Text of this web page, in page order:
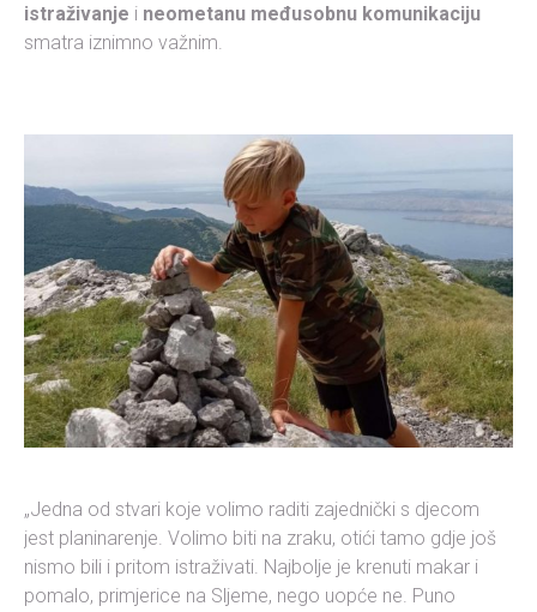
istraživanje i neometanu međusobnu komunikaciju
smatra iznimno važnim.
„Jedna od stvari koje volimo raditi zajednički s djecom
jest planinarenje. Volimo biti na zraku, otići tamo gdje još
nismo bili i pritom istraživati. Najbolje je krenuti makar i
pomalo, primjerice na Sljeme, nego uopće ne. Puno